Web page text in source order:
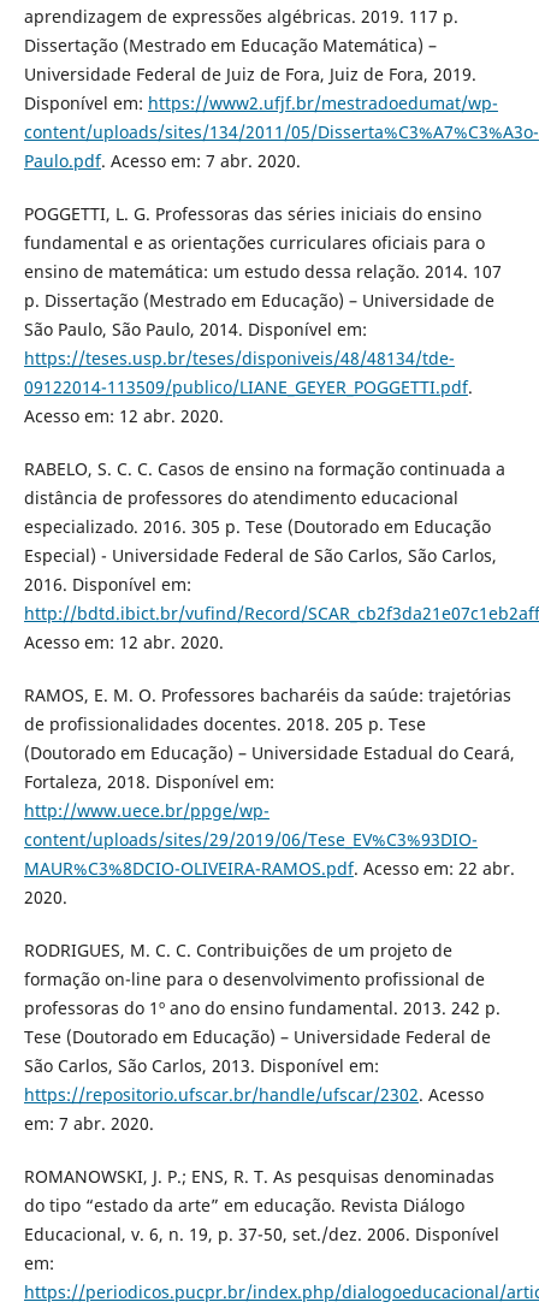
aprendizagem de expressões algébricas. 2019. 117 p.
Dissertação (Mestrado em Educação Matemática) –
Universidade Federal de Juiz de Fora, Juiz de Fora, 2019.
Disponível em: https://www2.ufjf.br/mestradoedumat/wp-
content/uploads/sites/134/2011/05/Disserta%C3%A7%C3%A3o-
Paulo.pdf. Acesso em: 7 abr. 2020.
POGGETTI, L. G. Professoras das séries iniciais do ensino
fundamental e as orientações curriculares oficiais para o
ensino de matemática: um estudo dessa relação. 2014. 107
p. Dissertação (Mestrado em Educação) – Universidade de
São Paulo, São Paulo, 2014. Disponível em:
https://teses.usp.br/teses/disponiveis/48/48134/tde-
09122014-113509/publico/LIANE_GEYER_POGGETTI.pdf.
Acesso em: 12 abr. 2020.
RABELO, S. C. C. Casos de ensino na formação continuada a
distância de professores do atendimento educacional
especializado. 2016. 305 p. Tese (Doutorado em Educação
Especial) - Universidade Federal de São Carlos, São Carlos,
2016. Disponível em:
http://bdtd.ibict.br/vufind/Record/
Acesso em: 12 abr. 2020.
RAMOS, E. M. O. Professores bacharéis da saúde: trajetórias
de profissionalidades docentes. 2018. 205 p. Tese
(Doutorado em Educação) – Universidade Estadual do Ceará,
Fortaleza, 2018. Disponível em:
http://www.uece.br/ppge/wp-
content/uploads/sites/29/2019/06/Tese_EV%C3%93DIO-
MAUR%C3%8DCIO-OLIVEIRA-RAMOS.pdf. Acesso em: 22 abr.
2020.
RODRIGUES, M. C. C. Contribuições de um projeto de
formação on-line para o desenvolvimento profissional de
professoras do 1º ano do ensino fundamental. 2013. 242 p.
Tese (Doutorado em Educação) – Universidade Federal de
São Carlos, São Carlos, 2013. Disponível em:
https://repositorio.ufscar.br/handle/ufscar/2302. Acesso
em: 7 abr. 2020.
ROMANOWSKI, J. P.; ENS, R. T. As pesquisas denominadas
do tipo “estado da arte” em educação. Revista Diálogo
Educacional, v. 6, n. 19, p. 37-50, set./dez. 2006. Disponível
em:
https://periodicos.pucpr.br/index.php/dialogoeducacional/